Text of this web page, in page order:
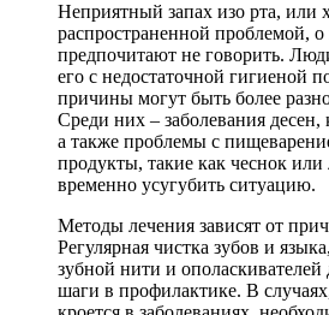
Неприятный запах изо рта, или
распространенной проблемой,
предпочитают не говорить.
его с недостаточной гигиеной
причины могут быть более
Среди них – заболевания
а также проблемы с
продукты, такие как чеснок
временно усугубить ситуацию.
Методы лечения зависят от
Регулярная чистка зубов и
зубной нити и
шаги в профилактике. В